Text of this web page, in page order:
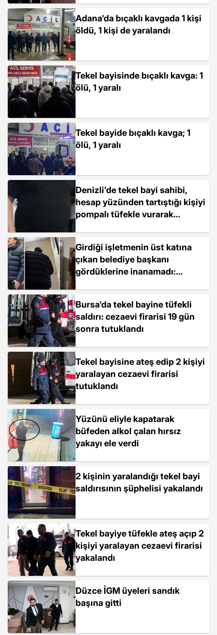
Adana'da bıçaklı kavgada 1 kişi
öldü, 1 kişi de yaralandı
Tekel bayisinde bıçaklı kavga: 1
ölü, 1 yaralı
Tekel bayide bıçaklı kavga; 1
ölü, 1 yaralı
Denizli'de tekel bayi sahibi,
hesap yüzünden tartıştığı kişiyi
pompalı tüfekle vurarak
Girdiği işletmenin üst katına
çıkan belediye başkanı
gördüklerine inanamadı:
Bursa'da tekel bayine tüfekli
saldırı: cezaevi firarisi 19 gün
sonra tutuklandı
Tekel bayisine ateş edip 2 kişiyi
yaralayan cezaevi firarisi
tutuklandı
Yüzünü eliyle kapatarak
büfeden alkol çalan hırsız
yakayı ele verdi
2 kişinin yaralandığı tekel bayi
saldırısının şüphelisi yakalandı
Tekel bayiye tüfekle ateş açıp 2
kişiyi yaralayan cezaevi firarisi
yakalandı
Düzce İGM üyeleri sandık
başına gitti